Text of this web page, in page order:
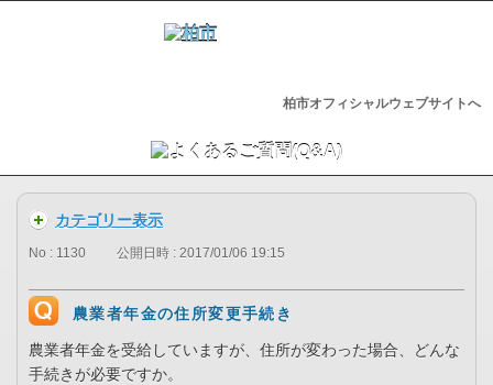
柏市オフィシャルウェブサイトへ
カテゴリー表示
No : 1130 公開日時 : 2017/01/06 19:15
農業者年金の住所変更手続き
農業者年金を受給していますが、住所が変わった場合、どんな
手続きが必要ですか。